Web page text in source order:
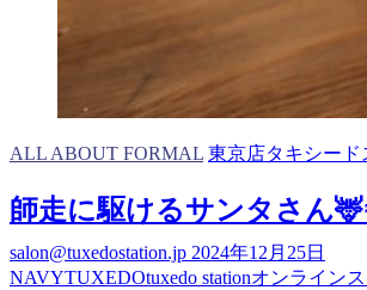
ALL ABOUT FORMAL 東京店タキシード
師走に駆けるサンタさん
salon@tuxedostation.jp 2024年12月25日
NAVYTUXEDOtuxedo stationオンライン